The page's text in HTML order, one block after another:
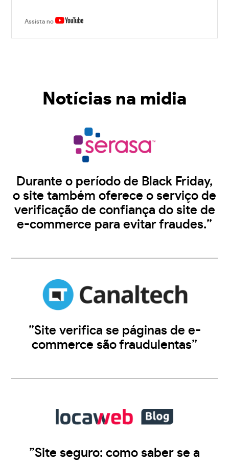
Assista no
Notícias na midia
Durante o período de Black Friday,
o site também oferece o serviço de
verificação de confiança do site de
e-commerce para evitar fraudes.”
”Site verifica se páginas de e-
commerce são fraudulentas”
”Site seguro: como saber se a